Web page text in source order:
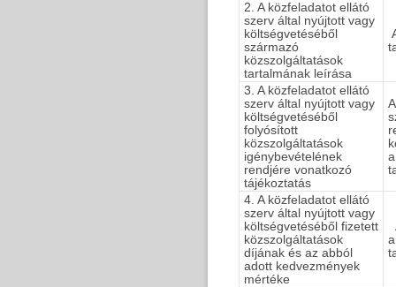
2. A közfeladatot ellátó
szerv által nyújtott vagy
költségvetéséből
származó
közszolgáltatások
tartalmának leírása
3. A közfeladatot ellátó
szerv által nyújtott vagy
költségvetéséből
folyósított
közszolgáltatások
igénybevételének
rendjére vonatkozó
tájékoztatás
4. A közfeladatot ellátó
szerv által nyújtott vagy
költségvetéséből fizetett
közszolgáltatások
díjának és az abból
adott kedvezmények
mértéke